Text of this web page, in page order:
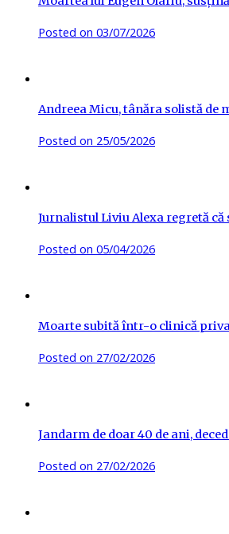
Posted on 03/07/2026
Andreea Micu, tânăra solistă de
Posted on 25/05/2026
Jurnalistul Liviu Alexa regretă
Posted on 05/04/2026
Moarte subită într-o clinică
Posted on 27/02/2026
Jandarm de doar 40 de ani,
Posted on 27/02/2026